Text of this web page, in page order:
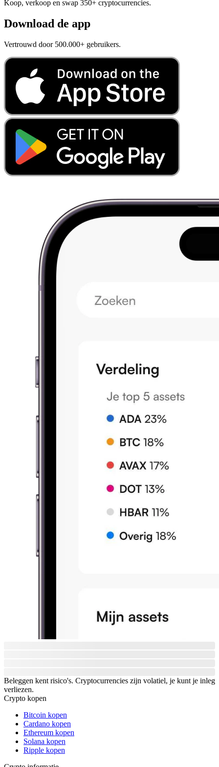
Koop, verkoop en swap 350+ cryptocurrencies.
Download de app
Vertrouwd door 500.000+ gebruikers.
Beleggen kent risico's. Cryptocurrencies zijn volatiel, je kunt je inleg
verliezen.
Crypto kopen
Bitcoin kopen
Cardano kopen
Ethereum kopen
Solana kopen
Ripple kopen